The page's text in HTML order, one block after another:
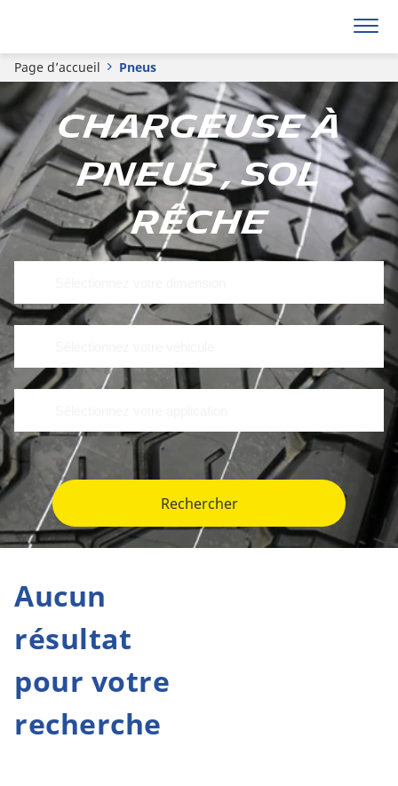
Page d’accueil Pneus
Chargeuse à
pneus , Sol
rêche
Rechercher
Aucun
résultat
pour votre
recherche